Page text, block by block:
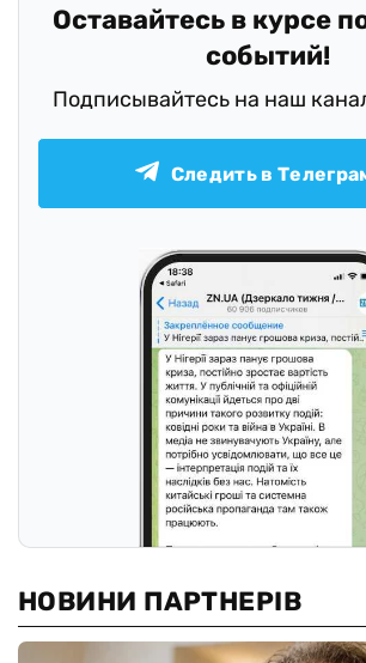
Оставайтесь в курсе
событий!
Подписывайтесь на наш
Следить в